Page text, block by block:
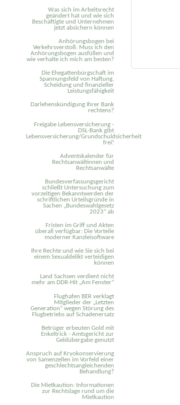
Was sich im Arbeitsrecht
geändert hat und wie sich
Beschäftigte und Unternehmen
jetzt absichern können
Anhörungsbogen bei
Verkehrsverstoß: Muss ich den
Anhörungsbogen ausfüllen und
wie verhalte ich mich am besten?
Die Ehegattenbürgschaft im
Spannungsfeld von Haftung,
Scheidung und finanzieller
Leistungsfähigkeit
Darlehenskündigung Ihrer Bank
rechtens?
Freigabe Lebensversicherung -
DSL-Bank gibt
Lebensversicherung/Grundschuldsicherheit
frei!
Adventskalender für
Rechtsanwältinnen und
Rechtsanwälte
Bundesverfassungsgericht
schließt Untersuchung zum
vorzeitigen Bekanntwerden der
schriftlichen Urteilsgründe in
Sachen „Bundeswahlgesetz
2023“ ab
Fristen im Griff und Akten
überall verfügbar: Die Vorteile
moderner Kanzleisoftware
Ihre Rechte und wie Sie sich bei
einem Sexual­delikt verteidigen
können
Land Sachsen verdient nicht
mehr am DDR-Hit „Am Fenster“
Flughafen BER verklagt
Mitglieder der „Letzten
Generation“ wegen Störung des
Flugbetriebs auf Schadenersatz
Betrüger erbeuten Gold mit
Enkeltrick - Amtsgericht zur
Geldübergabe genutzt
Anspruch auf Kryokonservierung
von Samenzellen im Vorfeld einer
geschlechtsangleichenden
Behandlung?
Die Mietkaution: Informationen
zur Rechtslage rund um die
Mietkaution